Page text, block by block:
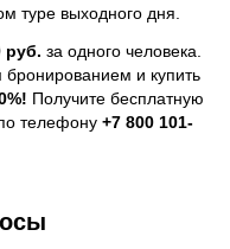
туре выходного дня.
руб. за одного человека.
и купить
Получите бесплатную
телефону +7 800 101-